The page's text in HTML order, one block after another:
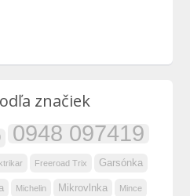
značiek
0948 097419
Freeroad Trix Garsónka
Michelin Mikrovlnka Mince